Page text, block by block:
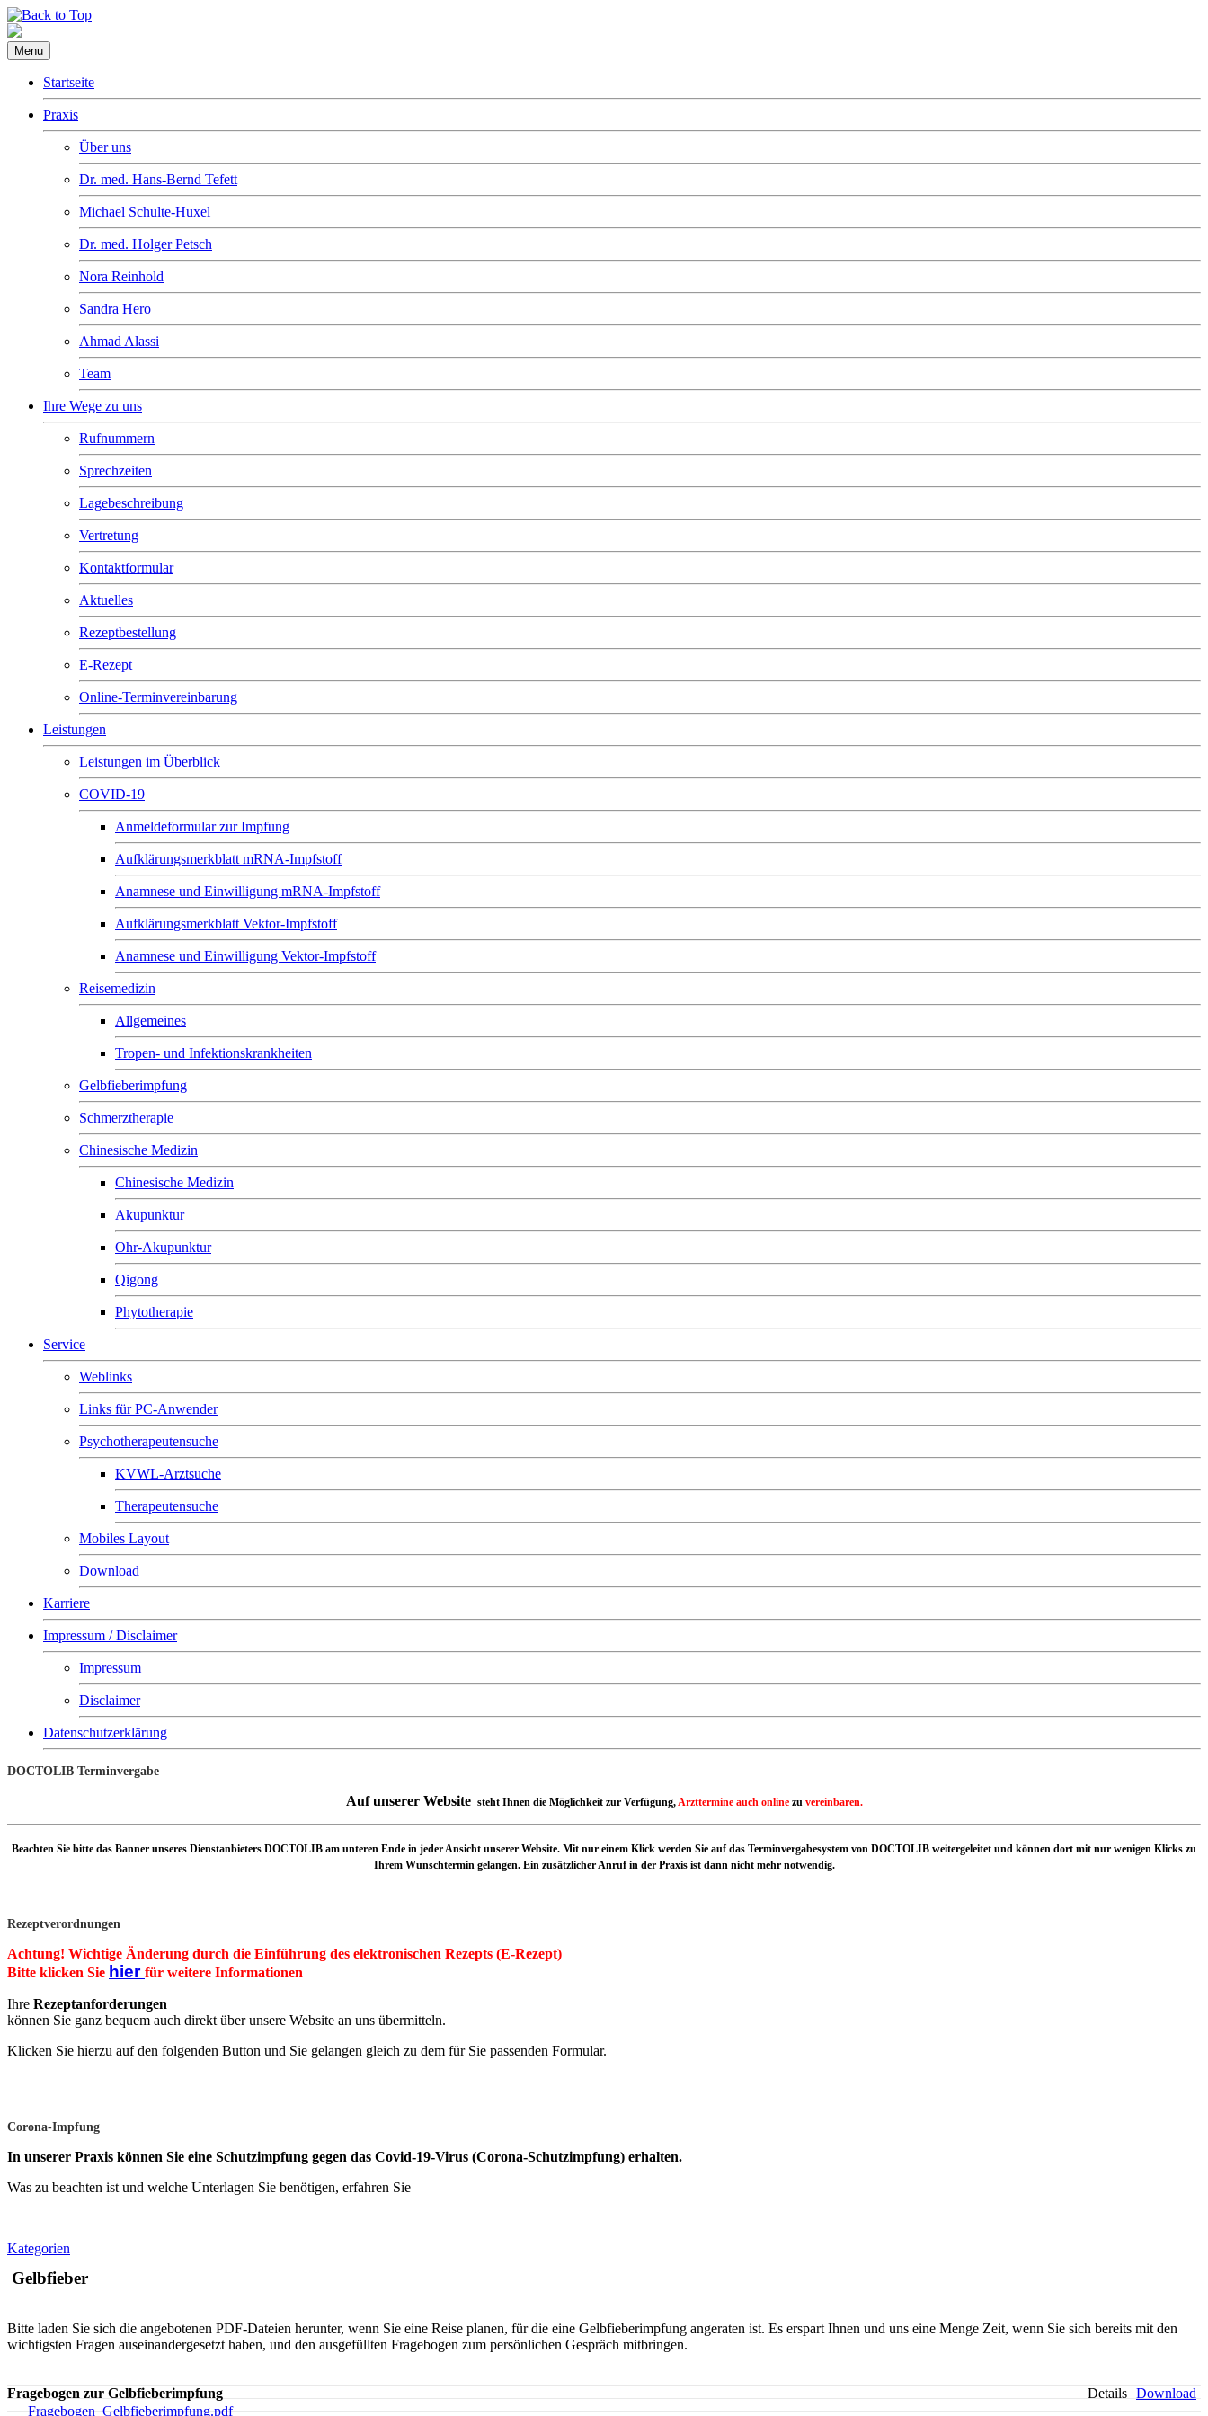
Menu
Startseite
Praxis
Über uns
Dr. med. Hans-Bernd Tefett
Michael Schulte-Huxel
Dr. med. Holger Petsch
Nora Reinhold
Sandra Hero
Ahmad Alassi
Team
Ihre Wege zu uns
Rufnummern
Sprechzeiten
Lagebeschreibung
Vertretung
Kontaktformular
Aktuelles
Rezeptbestellung
E-Rezept
Online-Terminvereinbarung
Leistungen
Leistungen im Überblick
COVID-19
Anmeldeformular zur Impfung
Aufklärungsmerkblatt mRNA-Impfstoff
Anamnese und Einwilligung mRNA-Impfstoff
Aufklärungsmerkblatt Vektor-Impfstoff
Anamnese und Einwilligung Vektor-Impfstoff
Reisemedizin
Allgemeines
Tropen- und Infektionskrankheiten
Gelbfieberimpfung
Schmerztherapie
Chinesische Medizin
Chinesische Medizin
Akupunktur
Ohr-Akupunktur
Qigong
Phytotherapie
Service
Weblinks
Links für PC-Anwender
Psychotherapeutensuche
KVWL-Arztsuche
Therapeutensuche
Mobiles Layout
Download
Karriere
Impressum / Disclaimer
Impressum
Disclaimer
Datenschutzerklärung
DOCTOLIB Terminvergabe
Auf unserer Website steht Ihnen die Möglichkeit zur Verfügung,Arzttermine auch onlinezu vereinbaren.
Beachten Sie bitte das Banner unseres Dienstanbieters DOCTOLIB am unteren Ende in jeder Ansicht unserer Website. Mit nur einem Klick werden Sie auf das Terminvergabesystem von DOCTOLIB weitergeleitet und können dort mit nur wenigen Klicks zu
Ihrem Wunschtermin gelangen. Ein zusätzlicher Anruf in der Praxis ist dann nicht mehr notwendig.
Rezeptverordnungen
Achtung! Wichtige Änderung durch die Einführung des elektronischen Rezepts (E-Rezept)
Bitte klicken Sie hier für weitere Informationen
Ihre Rezeptanforderungen
können Sie ganz bequem auch direkt über unsere Website an uns übermitteln.
Klicken Sie hierzu auf den folgenden Button und Sie gelangen gleich zu dem für Sie passenden Formular.
Corona-Impfung
In unserer Praxis können Sie eine Schutzimpfung gegen das Covid-19-Virus (Corona-Schutzimpfung) erhalten.
Was zu beachten ist und welche Unterlagen Sie benötigen, erfahren Sie
Kategorien
Gelbfieber
Bitte laden Sie sich die angebotenen PDF-Dateien herunter, wenn Sie eine Reise planen, für die eine Gelbfieberimpfung angeraten ist. Es erspart Ihnen und uns eine Menge Zeit, wenn Sie sich bereits mit den
wichtigsten Fragen auseinandergesetzt haben, und den ausgefüllten Fragebogen zum persönlichen Gespräch mitbringen.
Fragebogen zur Gelbfieberimpfung
Fragebogen_Gelbfieberimpfung.pdf
Download
Details